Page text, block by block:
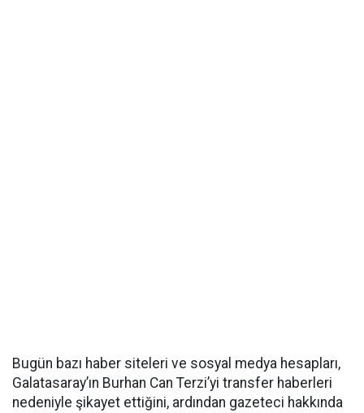
Bugün bazı haber siteleri ve sosyal medya hesapları,
Galatasaray’ın Burhan Can Terzi’yi transfer haberleri
nedeniyle şikayet ettiğini, ardından gazeteci hakkında